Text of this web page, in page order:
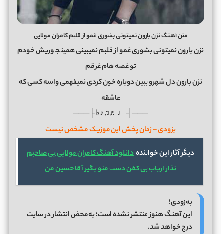
متن آهنگ نزن بارون نمیتونی بشوری غمو از قلبم کامران مولایی
نزن بارون نمیتونی بشوری غمو از قلبم نمیبینی همینجوریش خودم
تو غصه هام غرقم
نزن بارون دل شهرو ببین دوباره خون کردی نمیفهمی واسه کسی که
عاشقه
───┤ ♩♬♫♪♭ ├───
بزودی – زمان پخش این موزیک مشخص نیست
دیگر آثار این خوانندهدانلود آهنگ کامران مولایی بی صاحبم
نذار ارباب بی کفن دست منو بگیر آقا حسین من
به‌زودی!
این آهنگ هنوز منتشر نشده است؛ به‌محض انتشار در سایت
درج خواهد شد.